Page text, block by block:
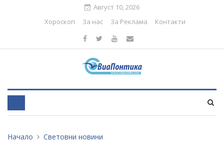
Август 10, 2026
Хороскоп
За нас За Реклама Контакти
Начало Световни новини